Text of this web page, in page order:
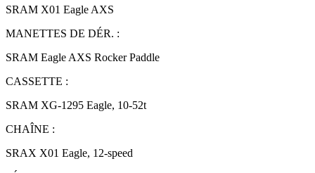
SRAM X01 Eagle AXS
MANETTES DE DÉR. :
SRAM Eagle AXS Rocker Paddle
CASSETTE :
SRAM XG-1295 Eagle, 10-52t
CHAÎNE :
SRAX X01 Eagle, 12-speed